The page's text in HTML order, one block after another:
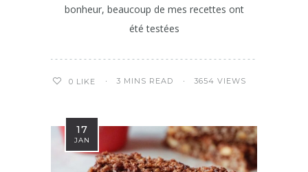
bonheur, beaucoup de mes recettes ont
été testées
0 LIKE 3 MINS READ 3654 VIEWS
17
JAN